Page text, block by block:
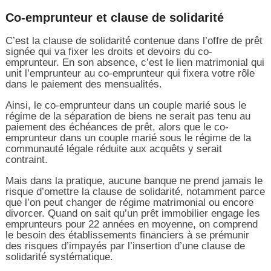
Co-emprunteur et clause de solidarité
C’est la clause de solidarité contenue dans l’offre de prêt
signée qui va fixer les droits et devoirs du co-
emprunteur. En son absence, c’est le lien matrimonial qui
unit l’emprunteur au co-emprunteur qui fixera votre rôle
dans le paiement des mensualités.
Ainsi, le co-emprunteur dans un couple marié sous le
régime de la séparation de biens ne serait pas tenu au
paiement des échéances de prêt, alors que le co-
emprunteur dans un couple marié sous le régime de la
communauté légale réduite aux acquêts y serait
contraint.
Mais dans la pratique, aucune banque ne prend jamais le
risque d’omettre la clause de solidarité, notamment parce
que l’on peut changer de régime matrimonial ou encore
divorcer. Quand on sait qu’un prêt immobilier engage les
emprunteurs pour 22 années en moyenne, on comprend
le besoin des établissements financiers à se prémunir
des risques d’impayés par l’insertion d’une clause de
solidarité systématique.